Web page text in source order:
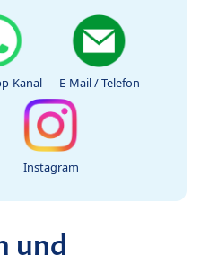
Kanal E-Mail / Telefon
Instagram
und